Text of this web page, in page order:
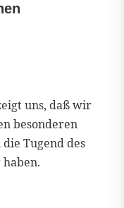
uns, daß wir
besonderen
Tugend des